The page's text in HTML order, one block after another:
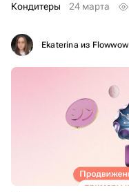
Кондитеры 24 марта
Ekaterina из Flowwow